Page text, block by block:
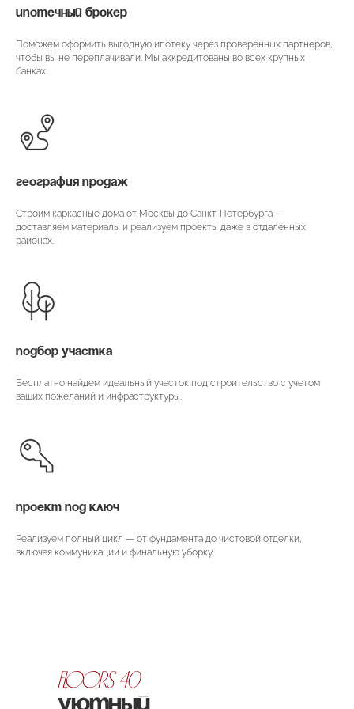
ИПОТЕЧНЫЙ БРОКЕР
Поможем оформить выгодную ипотеку через проверенных партнеров,
чтобы вы не переплачивали. Мы аккредитованы во всех крупных
банках.
ГЕОГРАФИЯ ПРОДАЖ
Строим каркасные дома от Москвы до Санкт-Петербурга —
доставляем материалы и реализуем проекты даже в отдаленных
районах.
ПОДБОР УЧАСТКА
Бесплатно найдем идеальный участок под строительство с учетом
ваших пожеланий и инфраструктуры.
ПРОЕКТ ПОД КЛЮЧ
Реализуем полный цикл — от фундамента до чистовой отделки,
включая коммуникации и финальную уборку.
FLOORS 40